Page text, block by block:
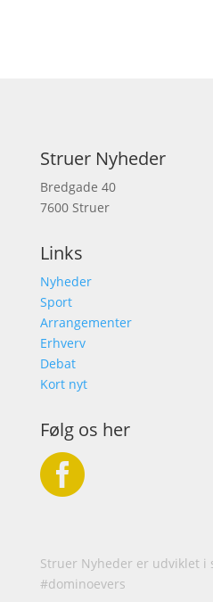
Struer Nyheder
Bredgade 40
7600 Struer
Links
Nyheder
Sport
Arrangementer
Erhverv
Debat
Kort nyt
Følg os her

Struer Nyheder er udviklet i
#dominoevers